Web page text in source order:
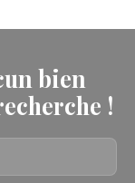
bien
!